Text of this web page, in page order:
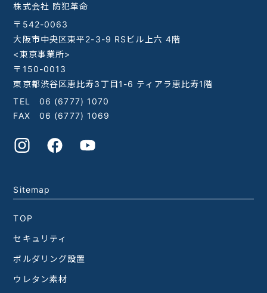
株式会社 防犯革命
〒542-0063
大阪市中央区東平2-3-9 RSビル上六 4階
<東京事業所>
〒150-0013
東京都渋谷区恵比寿3丁目1-6 ティアラ恵比寿1階
TEL 06 (6777) 1070
FAX 06 (6777) 1069
Sitemap
TOP
セキュリティ
ボルダリング設置
ウレタン素材